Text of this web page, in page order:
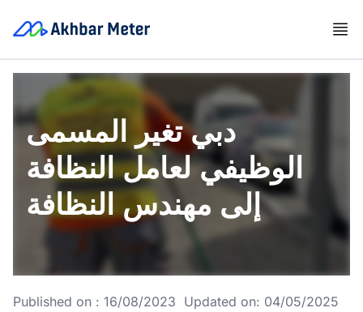
دبي تغير المسمى
الوظيفي لعامل النظافة
إلى مهندس النظافة
Published on : 16/08/2023 Updated on: 04/05/2025